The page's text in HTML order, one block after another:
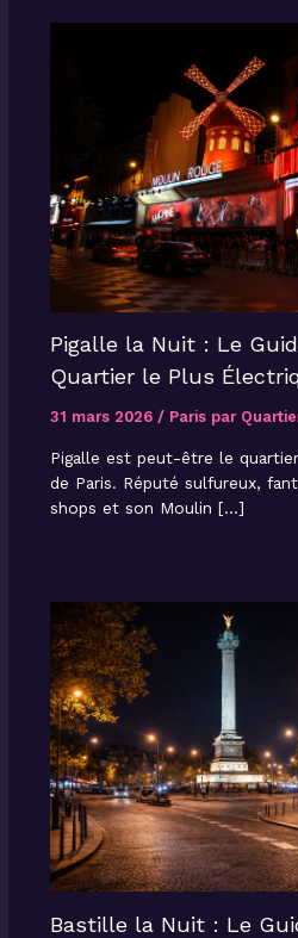
Pigalle la Nuit : Le
Quartier le Plus
31 mars 2026 / Paris par
Pigalle est peut-être le
de Paris. Réputé sulfureux,
shops et son Moulin […]
Bastille la Nuit : Le